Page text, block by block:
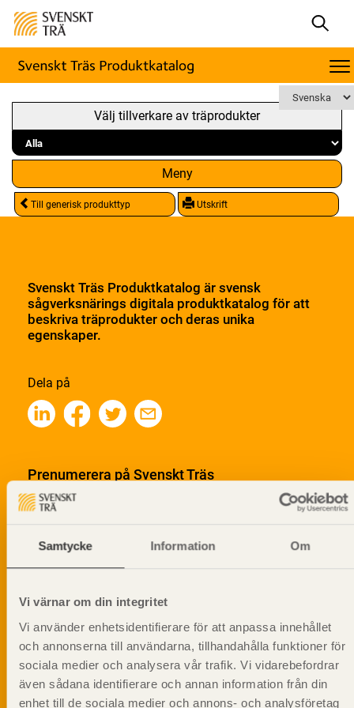
Samtycke Information Om
Vi värnar om din integritet
Vi använder enhetsidentifierare för att anpassa innehållet
och annonserna till användarna, tillhandahålla funktioner för
sociala medier och analysera vår trafik. Vi vidarebefordrar
även sådana identifierare och annan information från din
enhet till de sociala medier och annons- och analysföretag
Välj tillverkare av träprodukter
Meny
Till generisk produkttyp Utskrift
Svenskt Träs Produktkatalog är svensk
sågverksnärings digitala produktkatalog för att
beskriva träprodukter och deras unika
egenskaper.
Dela på
Prenumerera på Svenskt Träs
informationsutskick!